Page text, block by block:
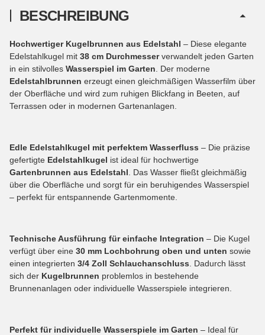
BESCHREIBUNG
Hochwertiger Kugelbrunnen aus Edelstahl – Diese elegante
Edelstahlkugel mit 38 cm Durchmesserverwandelt jeden Garten
in ein stilvolles Wasserspiel im Garten . Der moderne
Edelstahlbrunnen erzeugt einen gleichmäßigen Wasserfilm über
der Oberfläche und wird zum ruhigen Blickfang in Beeten, auf
Terrassen oder in modernen Gartenanlagen.
Edle Edelstahlkugel mit perfektem Wasserfluss – Die präzise
gefertigte Edelstahlkugel ist ideal für hochwertige
Gartenbrunnen aus Edelstahl . Das Wasser fließt gleichmäßig
über die Oberfläche und sorgt für ein beruhigendes Wasserspiel
– perfekt für entspannende Gartenmomente.
Technische Ausführung für einfache Integration – Die Kugel
verfügt über eine 30 mm Lochbohrung oben und unten sowie
einen integrierten 3/4 Zoll Schlauchanschluss . Dadurch lässt
sich der Kugelbrunnen problemlos in bestehende
Brunnenanlagen oder individuelle Wasserspiele integrieren.
Perfekt für individuelle Wasserspiele im Garten – Ideal für